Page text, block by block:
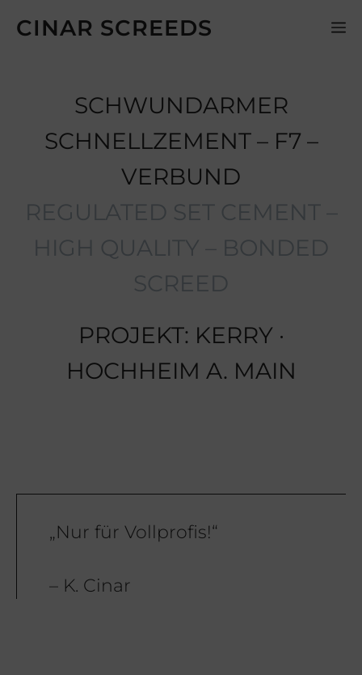
InhaltCINAR SCREEDS
SCHWUNDARMER
SCHNELLZEMENT – F7 –
VERBUND
REGULATED SET CEMENT –
HIGH QUALITY – BONDED
SCREED
PROJEKT: KERRY ·
HOCHHEIM A. MAIN
„Nur für Vollprofis!“
– K. Cinar